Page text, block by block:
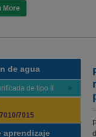
More
de agua
de tipo II
7015
aprendizaje